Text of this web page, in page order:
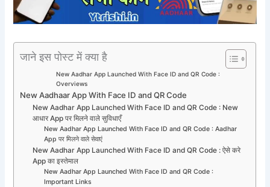
जाने इस पोस्ट में क्या है
New Aadhar App Launched With Face ID and QR Code :
Overviews
New Aadhaar App With Face ID and QR Code
New Aadhar App Launched With Face ID and QR Code : New
आधार App पर मिलने वाले सुविधाएँ
New Aadhar App Launched With Face ID and QR Code : Aadhar
App पर मिलने वाले सेवाएं
New Aadhar App Launched With Face ID and QR Code : ऐसे करे
App का इस्तेमाल
New Aadhar App Launched With Face ID and QR Code :
Important Links